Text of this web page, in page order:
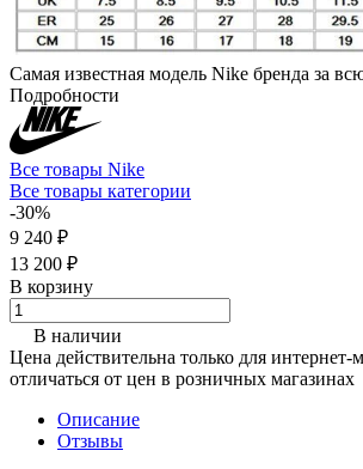
Самая известная модель Nike бренда за
Подробности
Все товары Nike
Все товары категории
-30%
9 240 ₽
13 200 ₽
В корзину
В наличии
Цена действительна только для интернет-
отличаться от цен в розничных магазинах
Описание
Отзывы